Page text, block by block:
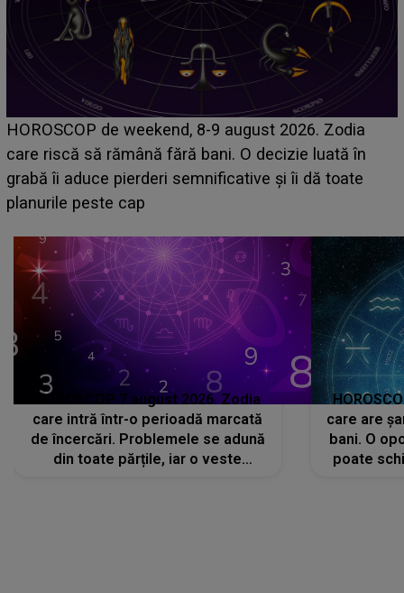
Emanuel a ținut ACEST DETALIU ASCUNS până
acum! În fața Alexandrei, concurentul din Casa Iubirii
face o MĂRTURISIRE NEAȘTEPTATĂ despre mama
sa: "I-am spus și ei în față, eu nu te iubesc pentru
HOROSCOP 7 august 2026. Zodia
care intră într-o perioadă marcată
de încercări. Problemele se adună
din toate părțile, iar o veste
care are
bani. O
poate